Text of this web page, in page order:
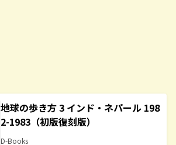
地球の歩き方 3 インド・ネパール 198
2-1983（初版復刻版）
D-Books